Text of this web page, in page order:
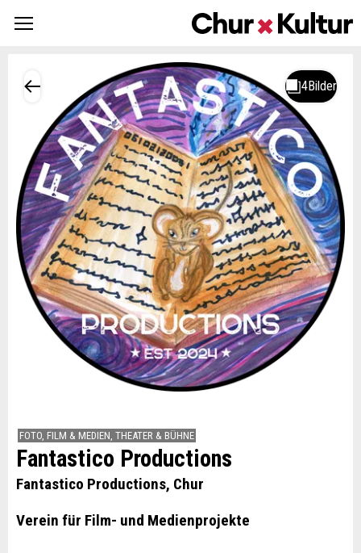
FOTO, FILM & MEDIEN, THEATER & BÜHNE
Fantastico Productions
Fantastico Productions, Chur
Verein für Film- und Medienprojekte